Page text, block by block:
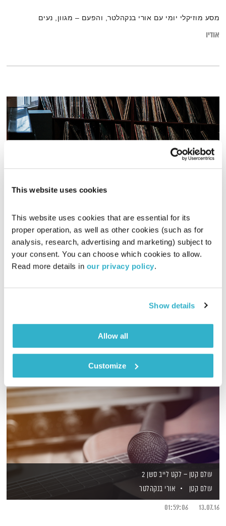
This website uses cookies
This website uses cookies that are essential for its
proper operation, as well as other cookies (such as for
analysis, research, advertising and marketing) subject to
your consent. You can choose which cookies to allow.
Read more details in our privacy policy.
Show details
Allow all
Customize
מסע מוזיקלי יומי עם אורי בנקהלטר, והפעם – מגוון, נעים
אודיו
התעוררות
גליה גלעדי
10.06.21
01:27:31
גליה גלעדי מזמינה אתכם להתעורר יחדיו בכל בוקר, עם מוזיקה
עולם קטן – לקט לייב סשן 2
עולם קטן
אורי בנקהלטר
13.07.16
01:59:06